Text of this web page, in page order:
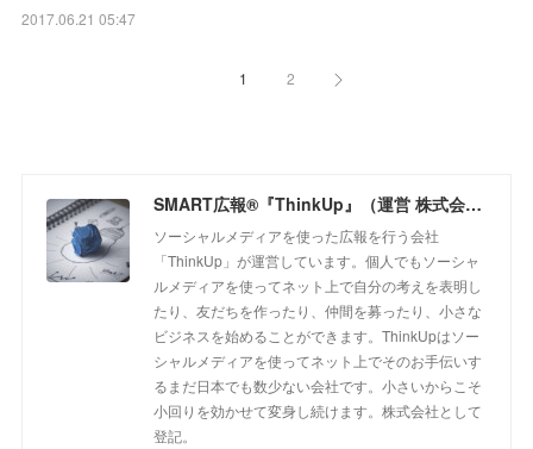
2017.06.21 05:47
1 2
SMART広報®『ThinkUp』（運営 株式会社シンクアップ）
ソーシャルメディアを使った広報を行う会社
「ThinkUp」が運営しています。個人でもソーシャ
ルメディアを使ってネット上で自分の考えを表明し
たり、友だちを作ったり、仲間を募ったり、小さな
ビジネスを始めることができます。ThinkUpはソー
シャルメディアを使ってネット上でそのお手伝いす
るまだ日本でも数少ない会社です。小さいからこそ
小回りを効かせて変身し続けます。株式会社として
登記。